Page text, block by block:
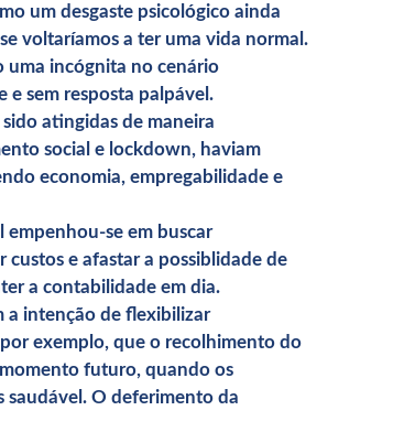
um desgaste psicológico ainda
voltaríamos a ter uma vida normal.
uma incógnita no cenário
e sem resposta palpável.
atingidas de maneira
social e lockdown, haviam
economia, empregabilidade e
empenhou-se em buscar
custos e afastar a possiblidade de
a contabilidade em dia.
a intenção de flexibilizar
exemplo, que o recolhimento do
futuro, quando os
saudável. O deferimento da